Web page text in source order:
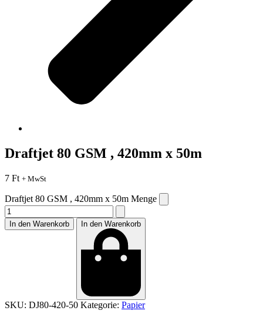
Draftjet 80 GSM , 420mm x 50m
7 Ft + MwSt
Draftjet 80 GSM , 420mm x 50m Menge
In den Warenkorb In den Warenkorb
SKU: DJ80-420-50 Kategorie: Papier